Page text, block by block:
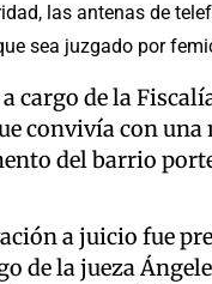
las antenas de
sea juzgado por
cargo de la
convivía con una
del barrio
a juicio fue
de la jueza